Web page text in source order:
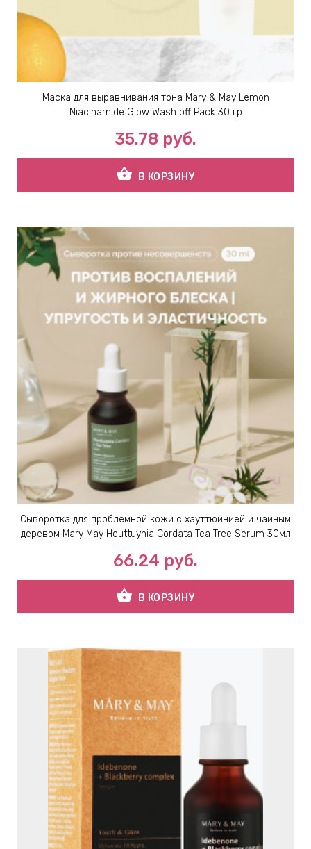
Маска для выравнивания тона Mary & May Lemon
Niacinamide Glow Wash off Pack 30 гр
35.78 руб.
shopping_basket В КОРЗИНУ
Сыворотка для проблемной кожи с хауттюйнией и чайным
деревом Mary May Houttuynia Cordata Tea Tree Serum 30мл
66.24 руб.
shopping_basket В КОРЗИНУ